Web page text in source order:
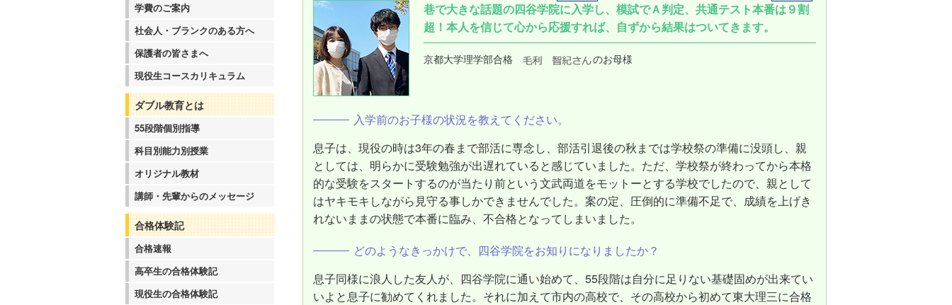
学費のご案内
社会人・ブランクのある方へ
保護者の皆さまへ
現役生コースカリキュラム
ダブル教育とは
55段階個別指導
科目別能力別授業
オリジナル教材
講師・先輩からのメッセージ
合格体験記
合格速報
高卒生の合格体験記
現役生の合格体験記
巷で大きな話題の四谷学院に入学し、模試でＡ判定、共通テスト本番は９割
超！本人を信じて心から応援すれば、自ずから結果はついてきます。
京都大学理学部合格 のお母様
入学前のお子様の状況を教えてください。
息子は、現役の時は3年の春まで部活に専念し、部活引退後の秋までは学校祭の準備に没頭し、親
としては、明らかに受験勉強が出遅れていると感じていました。ただ、学校祭が終わってから本格
的な受験をスタートするのが当たり前という文武両道をモットーとする学校でしたので、親として
はヤキモキしながら見守る事しかできませんでした。案の定、圧倒的に準備不足で、成績を上げき
れないままの状態で本番に臨み、不合格となってしまいました。
どのようなきっかけで、四谷学院をお知りになりましたか？
息子同様に浪人した友人が、四谷学院に通い始めて、55段階は自分に足りない基礎固めが出来てい
いよと息子に勧めてくれました。それに加えて市内の高校で、その高校から初めて東大理三に合格